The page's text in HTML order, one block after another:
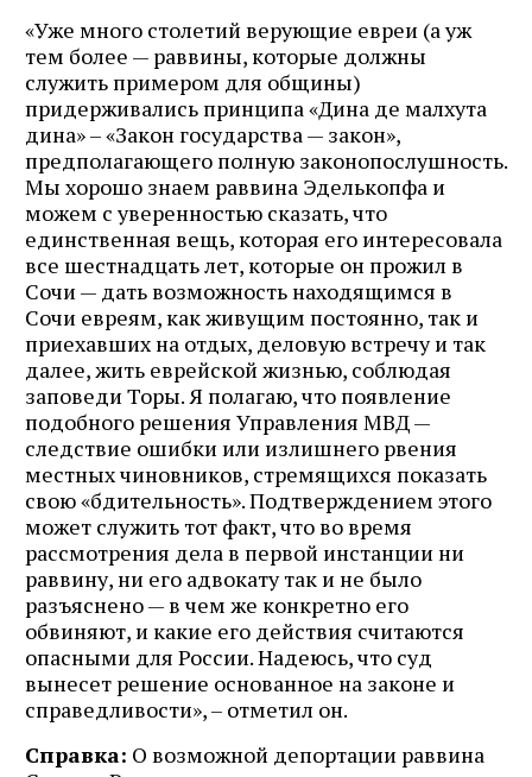
«Уже много столетий верующие евреи (а уж
тем более — раввины, которые должны
служить примером для общины)
придерживались принципа «Дина де малхута
дина» – «Закон государства — закон»,
предполагающего полную законопослушность.
Мы хорошо знаем раввина Эделькопфа и
можем с уверенностью сказать, что
единственная вещь, которая его интересовала
все шестнадцать лет, которые он прожил в
Сочи — дать возможность находящимся в
Сочи евреям, как живущим постоянно, так и
приехавших на отдых, деловую встречу и так
далее, жить еврейской жизнью, соблюдая
заповеди Торы. Я полагаю, что появление
подобного решения Управления МВД —
следствие ошибки или излишнего рвения
местных чиновников, стремящихся показать
свою «бдительность». Подтверждением этого
может служить тот факт, что во время
рассмотрения дела в первой инстанции ни
раввину, ни его адвокату так и не было
разъяснено — в чем же конкретно его
обвиняют, и какие его действия считаются
опасными для России. Надеюсь, что суд
вынесет решение основанное на законе и
справедливости», – отметил он.
Справка: О возможной депортации раввина